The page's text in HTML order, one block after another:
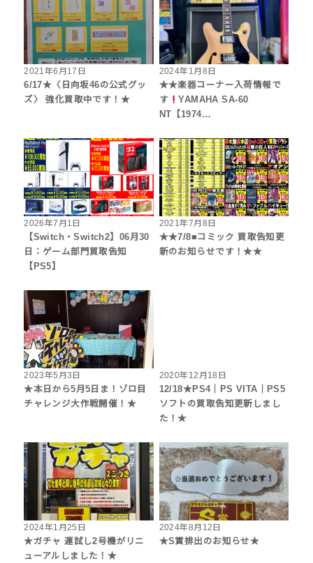
2021年6月17日
6/17★〈日向坂46の公式グッ
ズ〉 強化買取中です！★
2024年1月8日
★★楽器コーナー入荷情報で
す
YAMAHA SA-60
NT【1974…
2026年7月1日
【Switch・Switch2】06月30
日：ゲーム部門買取告知
【PS5】
2021年7月8日
★★7/8■コミック 買取告知更
新のお知らせです！★★
2023年5月3日
★本日から5月5日ま！ゾロ目
チャレンジ大作戦開催！★
2020年12月18日
12/18★PS4｜PS VITA｜PS5
ソフトの買取告知更新しまし
た！★
2024年1月25日
★ガチャ 運試し2号機がリニ
ューアルしました！★
2024年8月12日
★S賞排出のお知らせ★